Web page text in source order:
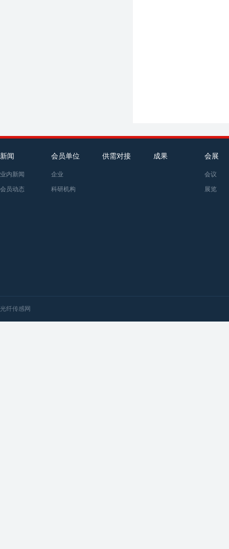
新闻
业内新闻
会员动态
会员单位
企业
科研机构
供需对接 成果 会展
会议
展览
光纤传感网